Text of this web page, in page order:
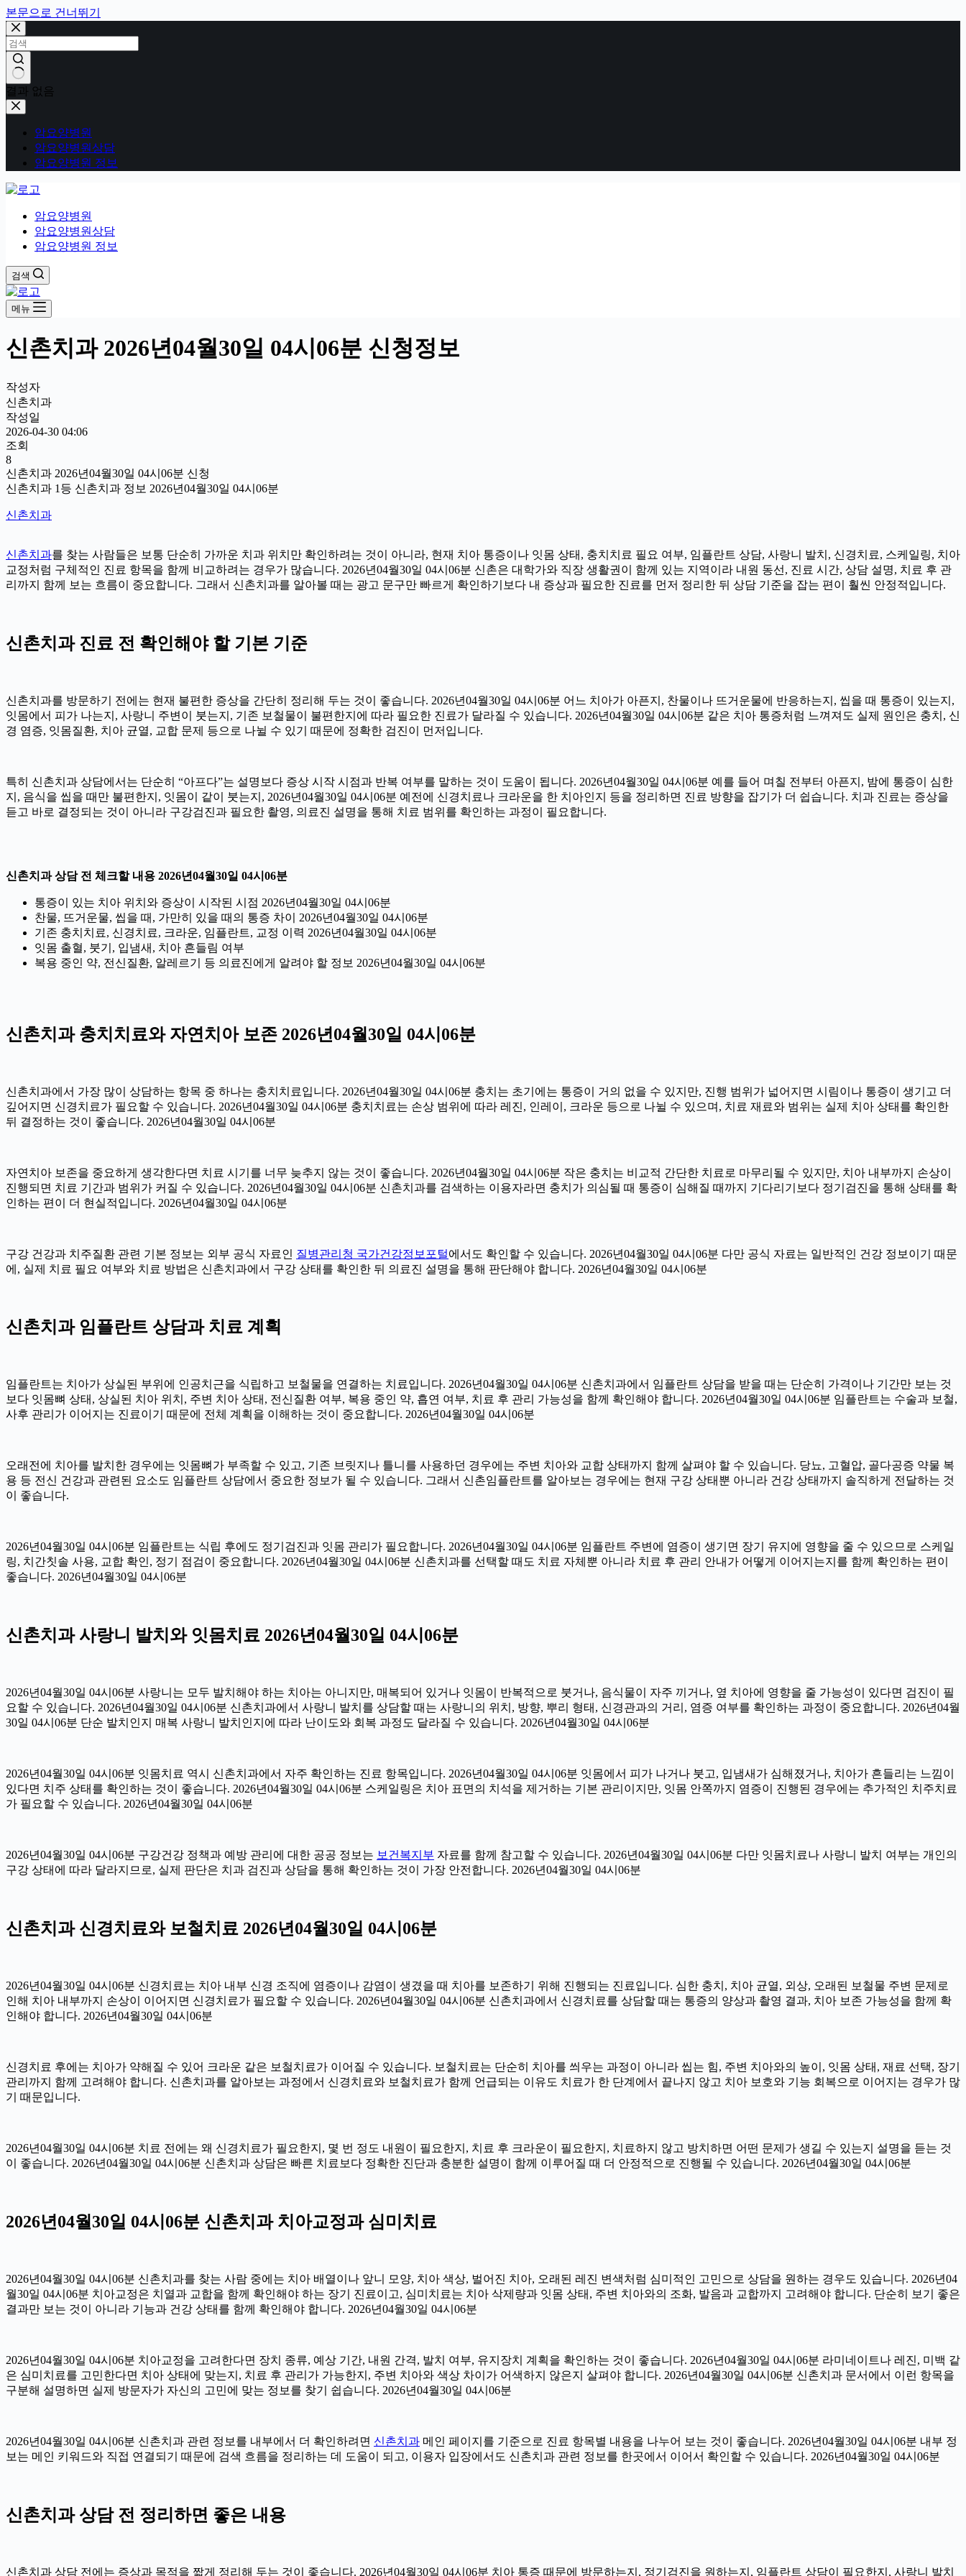
본문으로 건너뛰기
결과 없음
암요양병원
암요양병원상담
암요양병원 정보
암요양병원
암요양병원상담
암요양병원 정보
검색
메뉴
신촌치과 2026년04월30일 04시06분 신청정보
작성자
신촌치과
작성일
2026-04-30 04:06
조회
8
신촌치과 2026년04월30일 04시06분 신청
신촌치과 1등 신촌치과 정보 2026년04월30일 04시06분
신촌치과
신촌치과를 찾는 사람들은 보통 단순히 가까운 치과 위치만 확인하려는 것이 아니라, 현재 치아 통증이나 잇몸 상태, 충치치료 필요 여부, 임플란트 상담, 사랑니 발치, 신경치료, 스케일링, 치아
교정처럼 구체적인 진료 항목을 함께 비교하려는 경우가 많습니다. 2026년04월30일 04시06분 신촌은 대학가와 직장 생활권이 함께 있는 지역이라 내원 동선, 진료 시간, 상담 설명, 치료 후 관
리까지 함께 보는 흐름이 중요합니다. 그래서 신촌치과를 알아볼 때는 광고 문구만 빠르게 확인하기보다 내 증상과 필요한 진료를 먼저 정리한 뒤 상담 기준을 잡는 편이 훨씬 안정적입니다.
신촌치과 진료 전 확인해야 할 기본 기준
신촌치과를 방문하기 전에는 현재 불편한 증상을 간단히 정리해 두는 것이 좋습니다. 2026년04월30일 04시06분 어느 치아가 아픈지, 찬물이나 뜨거운물에 반응하는지, 씹을 때 통증이 있는지,
잇몸에서 피가 나는지, 사랑니 주변이 붓는지, 기존 보철물이 불편한지에 따라 필요한 진료가 달라질 수 있습니다. 2026년04월30일 04시06분 같은 치아 통증처럼 느껴져도 실제 원인은 충치, 신
경 염증, 잇몸질환, 치아 균열, 교합 문제 등으로 나뉠 수 있기 때문에 정확한 검진이 먼저입니다.
특히 신촌치과 상담에서는 단순히 “아프다”는 설명보다 증상 시작 시점과 반복 여부를 말하는 것이 도움이 됩니다. 2026년04월30일 04시06분 예를 들어 며칠 전부터 아픈지, 밤에 통증이 심한
지, 음식을 씹을 때만 불편한지, 잇몸이 같이 붓는지, 2026년04월30일 04시06분 예전에 신경치료나 크라운을 한 치아인지 등을 정리하면 진료 방향을 잡기가 더 쉽습니다. 치과 진료는 증상을
듣고 바로 결정되는 것이 아니라 구강검진과 필요한 촬영, 의료진 설명을 통해 치료 범위를 확인하는 과정이 필요합니다.
신촌치과 상담 전 체크할 내용 2026년04월30일 04시06분
통증이 있는 치아 위치와 증상이 시작된 시점 2026년04월30일 04시06분
찬물, 뜨거운물, 씹을 때, 가만히 있을 때의 통증 차이 2026년04월30일 04시06분
기존 충치치료, 신경치료, 크라운, 임플란트, 교정 이력 2026년04월30일 04시06분
잇몸 출혈, 붓기, 입냄새, 치아 흔들림 여부
복용 중인 약, 전신질환, 알레르기 등 의료진에게 알려야 할 정보 2026년04월30일 04시06분
신촌치과 충치치료와 자연치아 보존 2026년04월30일 04시06분
신촌치과에서 가장 많이 상담하는 항목 중 하나는 충치치료입니다. 2026년04월30일 04시06분 충치는 초기에는 통증이 거의 없을 수 있지만, 진행 범위가 넓어지면 시림이나 통증이 생기고 더
깊어지면 신경치료가 필요할 수 있습니다. 2026년04월30일 04시06분 충치치료는 손상 범위에 따라 레진, 인레이, 크라운 등으로 나뉠 수 있으며, 치료 재료와 범위는 실제 치아 상태를 확인한
뒤 결정하는 것이 좋습니다. 2026년04월30일 04시06분
자연치아 보존을 중요하게 생각한다면 치료 시기를 너무 늦추지 않는 것이 좋습니다. 2026년04월30일 04시06분 작은 충치는 비교적 간단한 치료로 마무리될 수 있지만, 치아 내부까지 손상이
진행되면 치료 기간과 범위가 커질 수 있습니다. 2026년04월30일 04시06분 신촌치과를 검색하는 이용자라면 충치가 의심될 때 통증이 심해질 때까지 기다리기보다 정기검진을 통해 상태를 확
인하는 편이 더 현실적입니다. 2026년04월30일 04시06분
구강 건강과 치주질환 관련 기본 정보는 외부 공식 자료인 질병관리청 국가건강정보포털에서도 확인할 수 있습니다. 2026년04월30일 04시06분 다만 공식 자료는 일반적인 건강 정보이기 때문
에, 실제 치료 필요 여부와 치료 방법은 신촌치과에서 구강 상태를 확인한 뒤 의료진 설명을 통해 판단해야 합니다. 2026년04월30일 04시06분
신촌치과 임플란트 상담과 치료 계획
임플란트는 치아가 상실된 부위에 인공치근을 식립하고 보철물을 연결하는 치료입니다. 2026년04월30일 04시06분 신촌치과에서 임플란트 상담을 받을 때는 단순히 가격이나 기간만 보는 것
보다 잇몸뼈 상태, 상실된 치아 위치, 주변 치아 상태, 전신질환 여부, 복용 중인 약, 흡연 여부, 치료 후 관리 가능성을 함께 확인해야 합니다. 2026년04월30일 04시06분 임플란트는 수술과 보철,
사후 관리가 이어지는 진료이기 때문에 전체 계획을 이해하는 것이 중요합니다. 2026년04월30일 04시06분
오래전에 치아를 발치한 경우에는 잇몸뼈가 부족할 수 있고, 기존 브릿지나 틀니를 사용하던 경우에는 주변 치아와 교합 상태까지 함께 살펴야 할 수 있습니다. 당뇨, 고혈압, 골다공증 약물 복
용 등 전신 건강과 관련된 요소도 임플란트 상담에서 중요한 정보가 될 수 있습니다. 그래서 신촌임플란트를 알아보는 경우에는 현재 구강 상태뿐 아니라 건강 상태까지 솔직하게 전달하는 것
이 좋습니다.
2026년04월30일 04시06분 임플란트는 식립 후에도 정기검진과 잇몸 관리가 필요합니다. 2026년04월30일 04시06분 임플란트 주변에 염증이 생기면 장기 유지에 영향을 줄 수 있으므로 스케일
링, 치간칫솔 사용, 교합 확인, 정기 점검이 중요합니다. 2026년04월30일 04시06분 신촌치과를 선택할 때도 치료 자체뿐 아니라 치료 후 관리 안내가 어떻게 이어지는지를 함께 확인하는 편이
좋습니다. 2026년04월30일 04시06분
신촌치과 사랑니 발치와 잇몸치료 2026년04월30일 04시06분
2026년04월30일 04시06분 사랑니는 모두 발치해야 하는 치아는 아니지만, 매복되어 있거나 잇몸이 반복적으로 붓거나, 음식물이 자주 끼거나, 옆 치아에 영향을 줄 가능성이 있다면 검진이 필
요할 수 있습니다. 2026년04월30일 04시06분 신촌치과에서 사랑니 발치를 상담할 때는 사랑니의 위치, 방향, 뿌리 형태, 신경관과의 거리, 염증 여부를 확인하는 과정이 중요합니다. 2026년04월
30일 04시06분 단순 발치인지 매복 사랑니 발치인지에 따라 난이도와 회복 과정도 달라질 수 있습니다. 2026년04월30일 04시06분
2026년04월30일 04시06분 잇몸치료 역시 신촌치과에서 자주 확인하는 진료 항목입니다. 2026년04월30일 04시06분 잇몸에서 피가 나거나 붓고, 입냄새가 심해졌거나, 치아가 흔들리는 느낌이
있다면 치주 상태를 확인하는 것이 좋습니다. 2026년04월30일 04시06분 스케일링은 치아 표면의 치석을 제거하는 기본 관리이지만, 잇몸 안쪽까지 염증이 진행된 경우에는 추가적인 치주치료
가 필요할 수 있습니다. 2026년04월30일 04시06분
2026년04월30일 04시06분 구강건강 정책과 예방 관리에 대한 공공 정보는 보건복지부 자료를 함께 참고할 수 있습니다. 2026년04월30일 04시06분 다만 잇몸치료나 사랑니 발치 여부는 개인의
구강 상태에 따라 달라지므로, 실제 판단은 치과 검진과 상담을 통해 확인하는 것이 가장 안전합니다. 2026년04월30일 04시06분
신촌치과 신경치료와 보철치료 2026년04월30일 04시06분
2026년04월30일 04시06분 신경치료는 치아 내부 신경 조직에 염증이나 감염이 생겼을 때 치아를 보존하기 위해 진행되는 진료입니다. 심한 충치, 치아 균열, 외상, 오래된 보철물 주변 문제로
인해 치아 내부까지 손상이 이어지면 신경치료가 필요할 수 있습니다. 2026년04월30일 04시06분 신촌치과에서 신경치료를 상담할 때는 통증의 양상과 촬영 결과, 치아 보존 가능성을 함께 확
인해야 합니다. 2026년04월30일 04시06분
신경치료 후에는 치아가 약해질 수 있어 크라운 같은 보철치료가 이어질 수 있습니다. 보철치료는 단순히 치아를 씌우는 과정이 아니라 씹는 힘, 주변 치아와의 높이, 잇몸 상태, 재료 선택, 장기
관리까지 함께 고려해야 합니다. 신촌치과를 알아보는 과정에서 신경치료와 보철치료가 함께 언급되는 이유도 치료가 한 단계에서 끝나지 않고 치아 보호와 기능 회복으로 이어지는 경우가 많
기 때문입니다.
2026년04월30일 04시06분 치료 전에는 왜 신경치료가 필요한지, 몇 번 정도 내원이 필요한지, 치료 후 크라운이 필요한지, 치료하지 않고 방치하면 어떤 문제가 생길 수 있는지 설명을 듣는 것
이 좋습니다. 2026년04월30일 04시06분 신촌치과 상담은 빠른 치료보다 정확한 진단과 충분한 설명이 함께 이루어질 때 더 안정적으로 진행될 수 있습니다. 2026년04월30일 04시06분
2026년04월30일 04시06분 신촌치과 치아교정과 심미치료
2026년04월30일 04시06분 신촌치과를 찾는 사람 중에는 치아 배열이나 앞니 모양, 치아 색상, 벌어진 치아, 오래된 레진 변색처럼 심미적인 고민으로 상담을 원하는 경우도 있습니다. 2026년04
월30일 04시06분 치아교정은 치열과 교합을 함께 확인해야 하는 장기 진료이고, 심미치료는 치아 삭제량과 잇몸 상태, 주변 치아와의 조화, 발음과 교합까지 고려해야 합니다. 단순히 보기 좋은
결과만 보는 것이 아니라 기능과 건강 상태를 함께 확인해야 합니다. 2026년04월30일 04시06분
2026년04월30일 04시06분 치아교정을 고려한다면 장치 종류, 예상 기간, 내원 간격, 발치 여부, 유지장치 계획을 확인하는 것이 좋습니다. 2026년04월30일 04시06분 라미네이트나 레진, 미백 같
은 심미치료를 고민한다면 치아 상태에 맞는지, 치료 후 관리가 가능한지, 주변 치아와 색상 차이가 어색하지 않은지 살펴야 합니다. 2026년04월30일 04시06분 신촌치과 문서에서 이런 항목을
구분해 설명하면 실제 방문자가 자신의 고민에 맞는 정보를 찾기 쉽습니다. 2026년04월30일 04시06분
2026년04월30일 04시06분 신촌치과 관련 정보를 내부에서 더 확인하려면 신촌치과 메인 페이지를 기준으로 진료 항목별 내용을 나누어 보는 것이 좋습니다. 2026년04월30일 04시06분 내부 정
보는 메인 키워드와 직접 연결되기 때문에 검색 흐름을 정리하는 데 도움이 되고, 이용자 입장에서도 신촌치과 관련 정보를 한곳에서 이어서 확인할 수 있습니다. 2026년04월30일 04시06분
신촌치과 상담 전 정리하면 좋은 내용
신촌치과 상담 전에는 증상과 목적을 짧게 정리해 두는 것이 좋습니다. 2026년04월30일 04시06분 치아 통증 때문에 방문하는지, 정기검진을 원하는지, 임플란트 상담이 필요한지, 사랑니 발치